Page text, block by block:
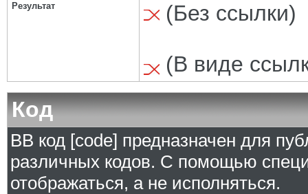
Результат (Без ссылки)
(В виде
Код
BB код [code] предназначен для
различных кодов. С помощью
отображаться, а не исполняться.